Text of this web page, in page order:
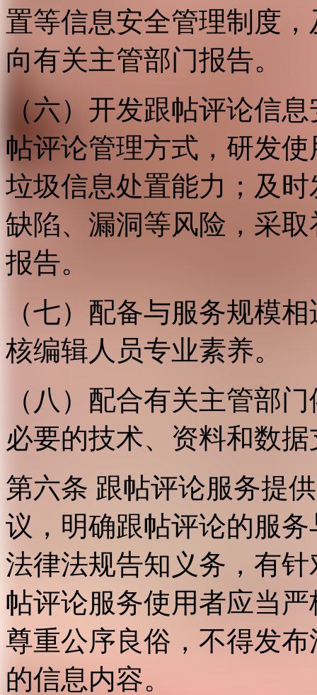
置等信息安全管理制度
向有关主管部门报告。
（六）开发跟帖评论信
帖评论管理方式，研发
垃圾信息处置能力；及
缺陷、漏洞等风险，采
报告。
（七）配备与服务规模
核编辑人员专业素养。
（八）配合有关主管部
必要的技术、资料和数
第六条 跟帖评论服务提
议，明确跟帖评论的服
法律法规告知义务，有
帖评论服务使用者应当
尊重公序良俗，不得发
的信息内容。